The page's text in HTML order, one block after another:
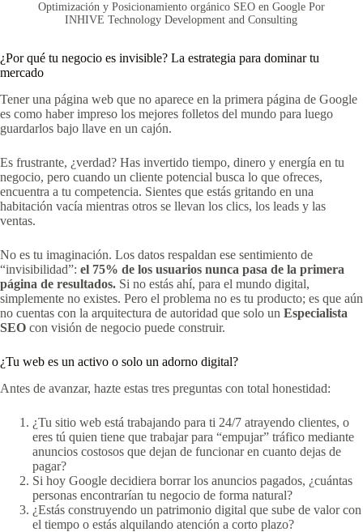
Optimización y Posicionamiento orgánico SEO en Google Por
INHIVE Technology Development and Consulting
¿Por qué tu negocio es invisible? La estrategia para dominar tu
mercado
Tener una página web que no aparece en la primera página de Google
es como haber impreso los mejores folletos del mundo para luego
guardarlos bajo llave en un cajón.
Es frustrante, ¿verdad? Has invertido tiempo, dinero y energía en tu
negocio, pero cuando un cliente potencial busca lo que ofreces,
encuentra a tu competencia. Sientes que estás gritando en una
habitación vacía mientras otros se llevan los clics, los leads y las
ventas.
No es tu imaginación. Los datos respaldan ese sentimiento de
“invisibilidad”: el 75% de los usuarios nunca pasa de la primera
página de resultados. Si no estás ahí, para el mundo digital,
simplemente no existes. Pero el problema no es tu producto; es que aún
no cuentas con la arquitectura de autoridad que solo un Especialista
SEO con visión de negocio puede construir.
¿Tu web es un activo o solo un adorno digital?
Antes de avanzar, hazte estas tres preguntas con total honestidad:
¿Tu sitio web está trabajando para ti 24/7 atrayendo clientes, o
eres tú quien tiene que trabajar para “empujar” tráfico mediante
anuncios costosos que dejan de funcionar en cuanto dejas de
pagar?
Si hoy Google decidiera borrar los anuncios pagados, ¿cuántas
personas encontrarían tu negocio de forma natural?
¿Estás construyendo un patrimonio digital que sube de valor con
el tiempo o estás alquilando atención a corto plazo?